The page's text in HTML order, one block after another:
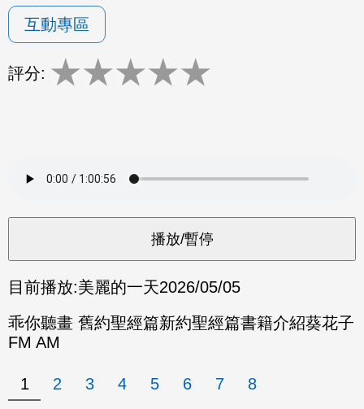
互動專區
評分: ★★★★★
目前播放:美麗的一天2026/05/05
乖你聽畫 舊約聖經篇新約聖經篇書籍介紹葵花子
FM AM
1 2 3 4 5 6 7 8